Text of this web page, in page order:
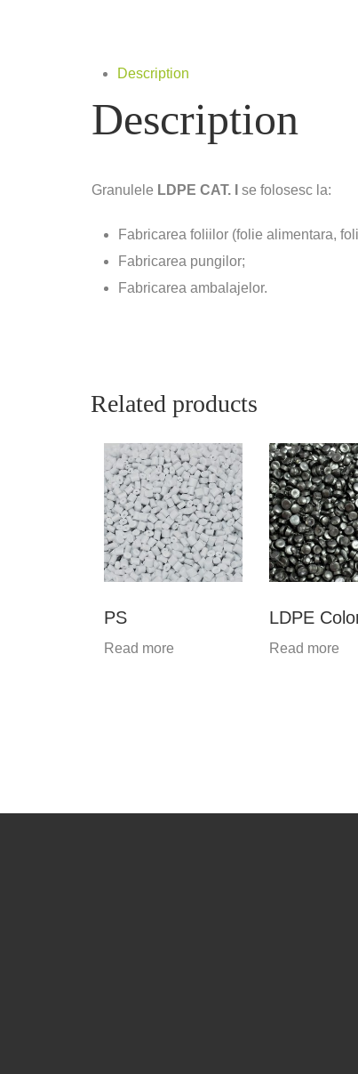
Description
Description
Granulele LDPE CAT. I se folosesc la:
Fabricarea foliilor (folie alimentara,
Fabricarea pungilor;
Fabricarea ambalajelor.
Related products
PS
Read more
LDPE
Read more